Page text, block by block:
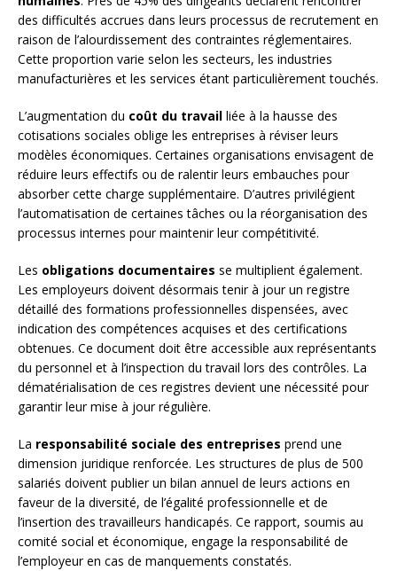
des difficultés accrues dans leurs processus de recrutement en
raison de l’alourdissement des contraintes réglementaires.
Cette proportion varie selon les secteurs, les industries
manufacturières et les services étant particulièrement touchés.
L’augmentation du coût du travail liée à la hausse des
cotisations sociales oblige les entreprises à réviser leurs
modèles économiques. Certaines organisations envisagent de
réduire leurs effectifs ou de ralentir leurs embauches pour
absorber cette charge supplémentaire. D’autres privilégient
l’automatisation de certaines tâches ou la réorganisation des
processus internes pour maintenir leur compétitivité.
Les obligations documentaires se multiplient également.
Les employeurs doivent désormais tenir à jour un registre
détaillé des formations professionnelles dispensées, avec
indication des compétences acquises et des certifications
obtenues. Ce document doit être accessible aux représentants
du personnel et à l’inspection du travail lors des contrôles. La
dématérialisation de ces registres devient une nécessité pour
garantir leur mise à jour régulière.
La responsabilité sociale des entreprises prend une
dimension juridique renforcée. Les structures de plus de 500
salariés doivent publier un bilan annuel de leurs actions en
faveur de la diversité, de l’égalité professionnelle et de
l’insertion des travailleurs handicapés. Ce rapport, soumis au
comité social et économique, engage la responsabilité de
l’employeur en cas de manquements constatés.